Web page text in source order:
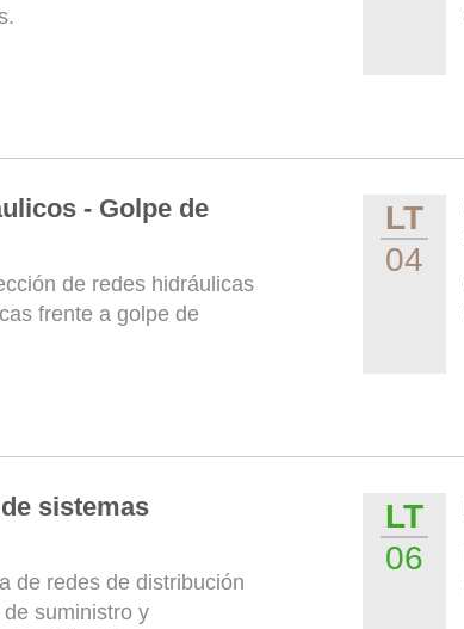
- Golpe de
de redes hidráulicas
frente a golpe de
LT
04
sistemas
de redes de distribución
suministro y
LT
06